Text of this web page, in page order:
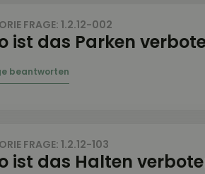
FRAGE: 1.2.12-002
ist das Parken
FRAGE: 1.2.12-103
ist das Halten